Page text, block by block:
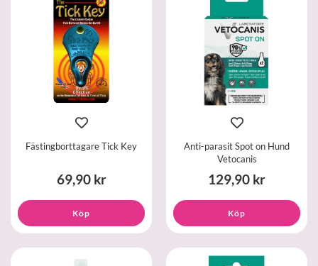
Fästingborttagare Tick Key
69,90 kr
Köp
Anti-parasit Spot on Hund
Vetocanis
129,90 kr
Köp